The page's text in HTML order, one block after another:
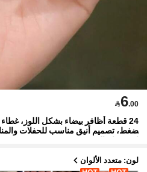
6.00
24 قطعة أظافر بيضاء بشكل اللوز،
ضغط، تصميم أنيق مناسب للحفلات
لون: متعدد الألوان